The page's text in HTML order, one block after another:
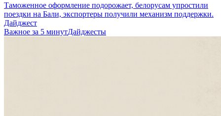
Таможенное оформление подорожает, белорусам упростили
поездки на Бали, экспортеры получили механизм поддержки.
Дайджест
Важное за 5 минутДайджесты